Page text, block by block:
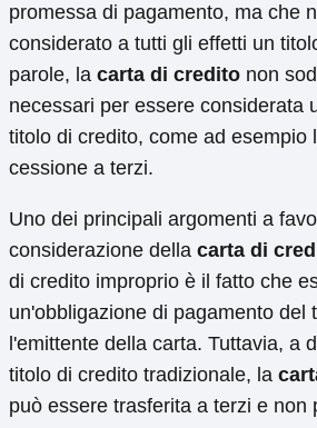
promessa di pagamento, ma che
considerato a tutti gli effetti un
parole, la carta di credito non
necessari per essere considerata
titolo di credito, come ad esempio
cessione a terzi.
Uno dei principali argomenti a
considerazione della carta di
di credito improprio è il fatto che
un'obbligazione di pagamento del
l'emittente della carta. Tuttavia, a
titolo di credito tradizionale, la
può essere trasferita a terzi e non